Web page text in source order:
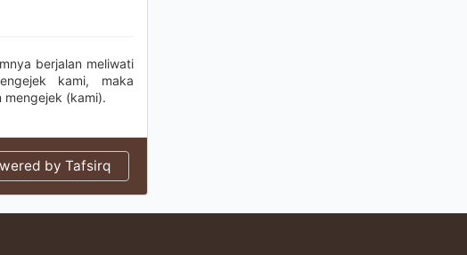
berjalan meliwati
kami, maka
mengejek (kami).
by Tafsirq